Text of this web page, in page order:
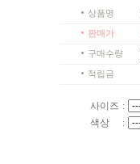
상품명
판매가
구매수량
적립금
사이즈 :
색상
: